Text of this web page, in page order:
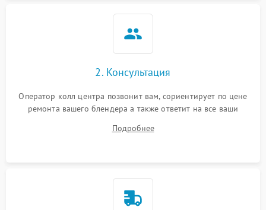
2. Консультация
Оператор колл центра позвонит вам, сориентирует по цене
ремонта вашего блендера а также ответит на все ваши
Подробнее